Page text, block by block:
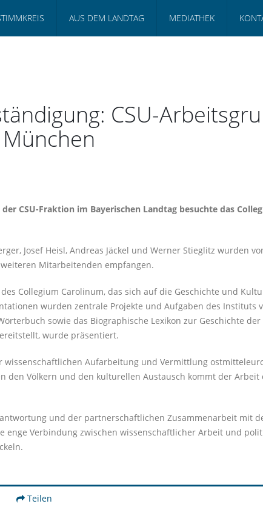
AUS DEM LANDTAG MEDIATHEK
CSU-
CSU-Fraktion im Bayerischen Landtag besuchte das
Josef Heisl, Andreas Jäckel und Werner Stieglitz wurden
Mitarbeitenden empfangen.
Collegium Carolinum, das sich auf die Geschichte und
wurden zentrale Projekte und Aufgaben des Instituts
sowie das Biographische Lexikon zur Geschichte
wurde präsentiert.
Aufarbeitung und Vermittlung
den Völkern und den kulturellen Austausch kommt der
und der partnerschaftlichen Zusammenarbeit mit
Verbindung zwischen wissenschaftlicher Arbeit und
Teilen